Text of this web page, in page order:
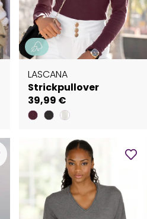
LASCANA
Strickpullover
39,99 €